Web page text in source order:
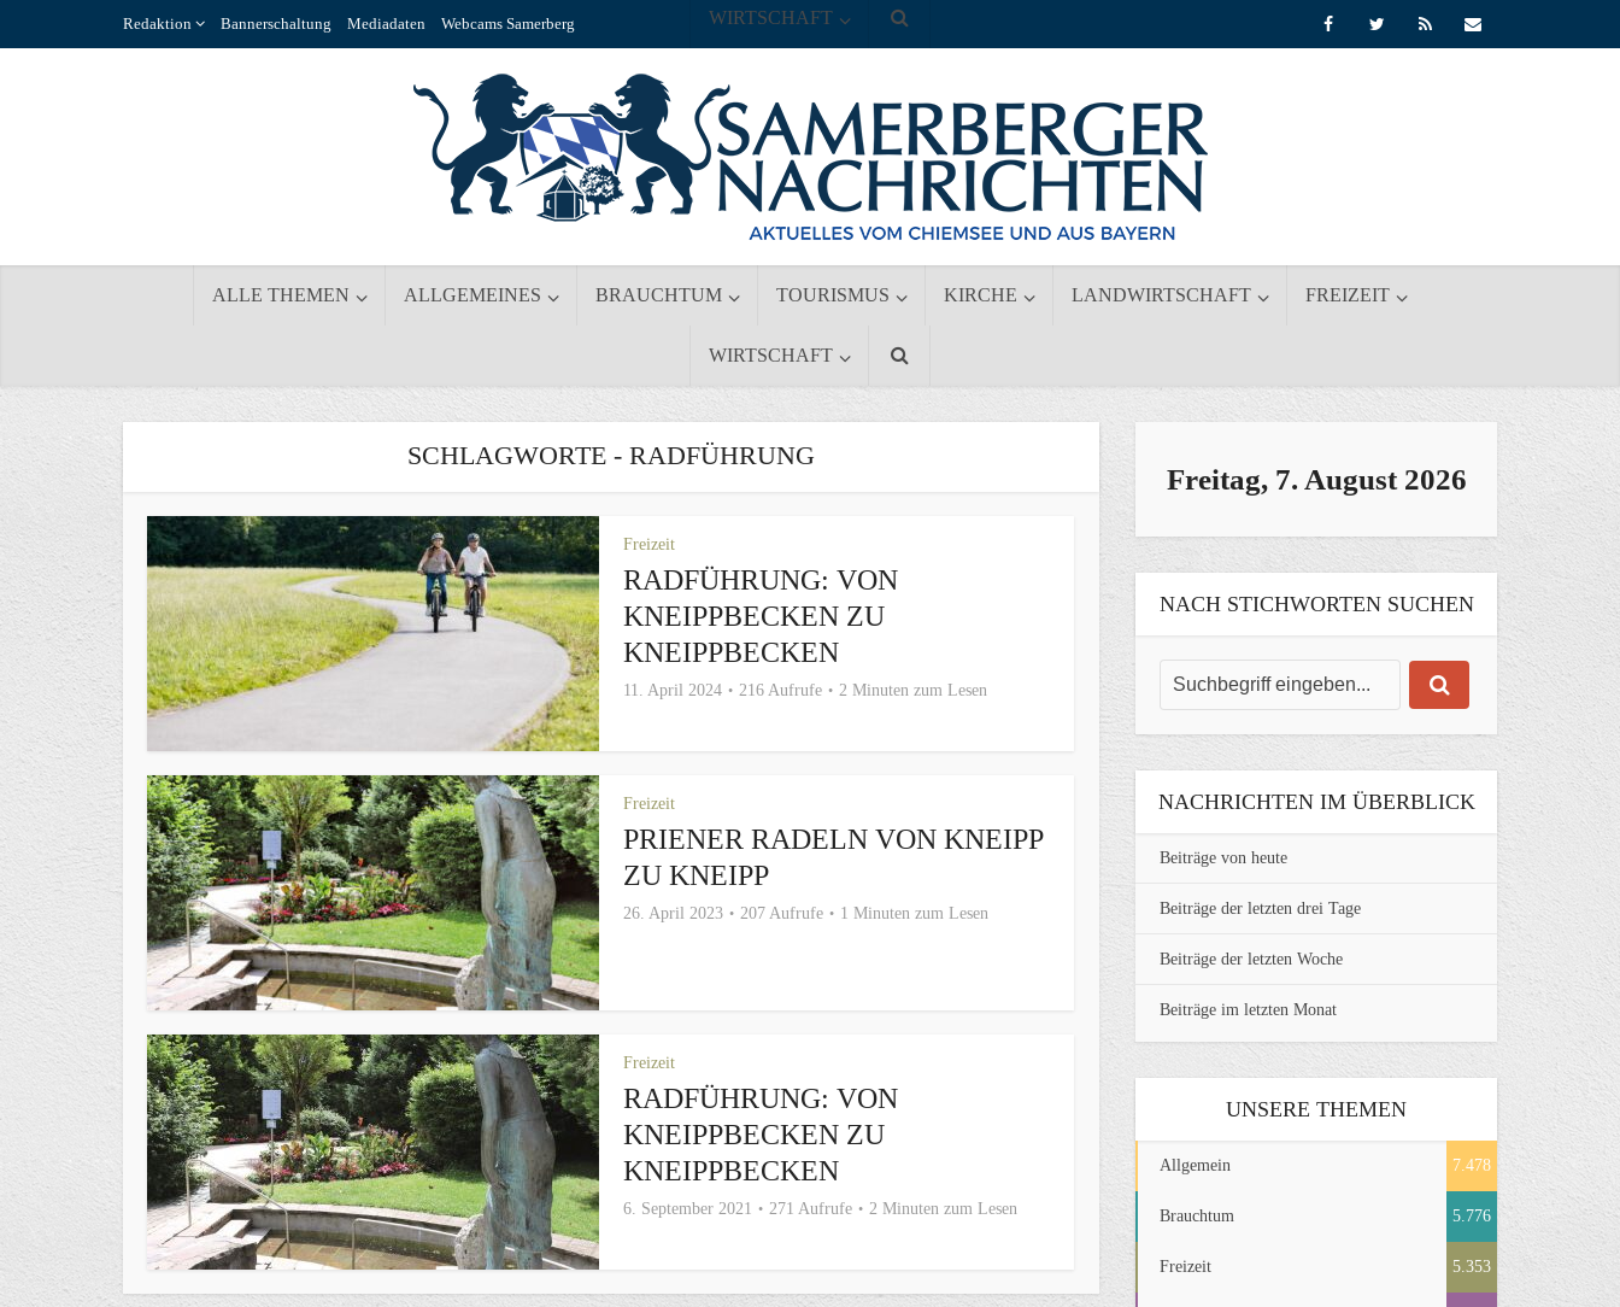
Redaktion Bannerschaltung Mediadaten Webcams Samerberg
ALLE THEMEN ALLGEMEINES BRAUCHTUM TOURISMUS KIRCHE LANDWIRTSCHAFT FREIZEIT
WIRTSCHAFT
WIRTSCHAFT
SCHLAGWORTE - RADFÜHRUNG
Freizeit
RADFÜHRUNG: VON
KNEIPPBECKEN ZU
KNEIPPBECKEN
11. April 2024 216 Aufrufe 2 Minuten zum Lesen
Freizeit
PRIENER RADELN VON KNEIPP
ZU KNEIPP
26. April 2023 207 Aufrufe 1 Minuten zum Lesen
Freizeit
RADFÜHRUNG: VON
KNEIPPBECKEN ZU
KNEIPPBECKEN
6. September 2021 271 Aufrufe 2 Minuten zum Lesen
Freitag, 7. August 2026
NACH STICHWORTEN SUCHEN
NACHRICHTEN IM ÜBERBLICK
Beiträge von heute
Beiträge der letzten drei Tage
Beiträge der letzten Woche
Beiträge im letzten Monat
UNSERE THEMEN
Allgemein 7.478
Brauchtum 5.776
Freizeit 5.353